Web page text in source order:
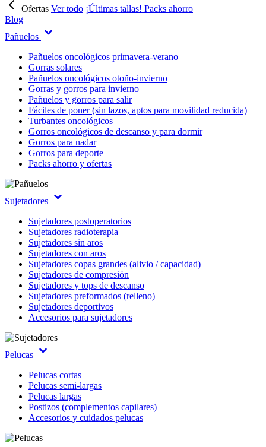
Ofertas Ver todo ¡Últimas tallas! Packs ahorro
Blog
Pañuelos
Pañuelos oncológicos primavera-verano
Gorras solares
Pañuelos oncológicos otoño-invierno
Gorras y gorros para invierno
Pañuelos y gorros para salir
Fáciles de poner (sin lazos, aptos para movilidad reducida)
Turbantes oncológicos
Gorros oncológicos de descanso y para dormir
Gorros para nadar
Gorros para deporte
Packs ahorro y ofertas
Sujetadores
Sujetadores postoperatorios
Sujetadores radioterapia
Sujetadores sin aros
Sujetadores con aros
Sujetadores copas grandes (alivio / capacidad)
Sujetadores de compresión
Sujetadores y tops de descanso
Sujetadores preformados (relleno)
Sujetadores deportivos
Accesorios para sujetadores
Pelucas
Pelucas cortas
Pelucas semi-largas
Pelucas largas
Postizos (complementos capilares)
Accesorios y cuidados pelucas